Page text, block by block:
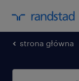
strona główna